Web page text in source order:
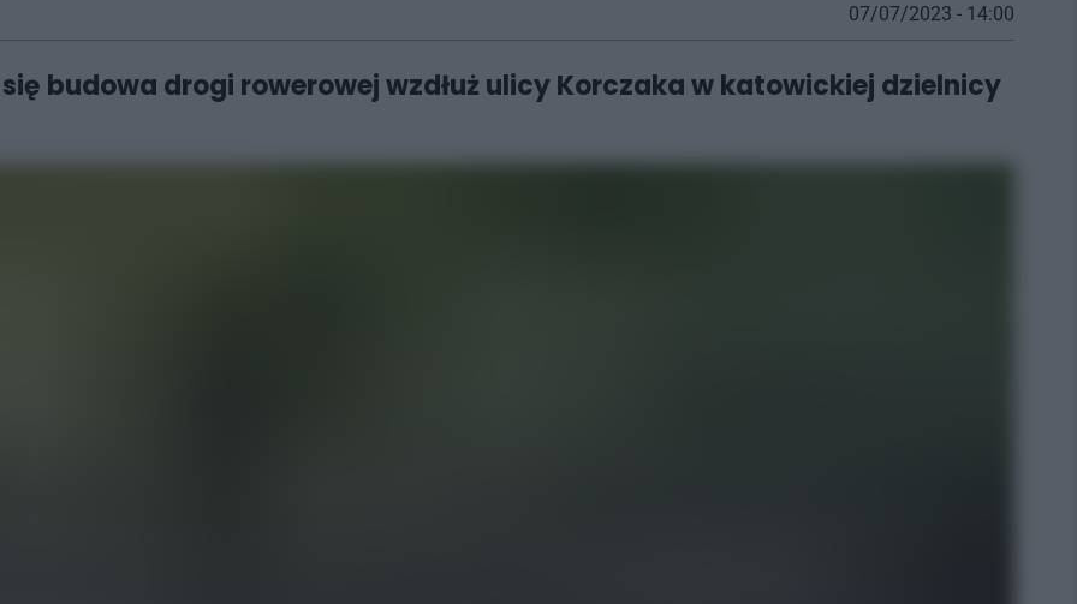
07/07/2023 - 14:00
budowa drogi rowerowej wzdłuż ulicy Korczaka w katowickiej dzielnicy